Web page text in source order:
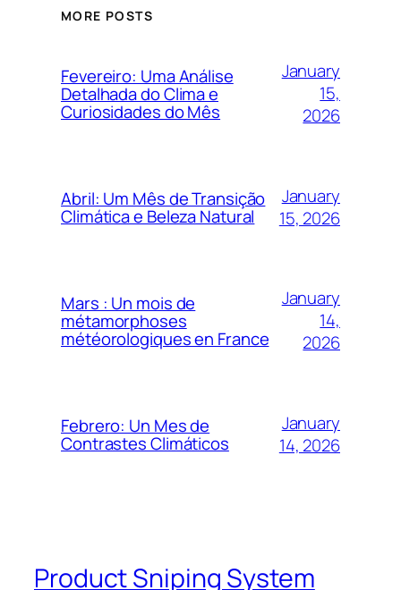
MORE POSTS
Fevereiro: Uma Análise
Detalhada do Clima e
Curiosidades do Mês
January
15,
2026
Abril: Um Mês de Transição
Climática e Beleza Natural
January
15, 2026
Mars : Un mois de
métamorphoses
météorologiques en France
January
14,
2026
Febrero: Un Mes de
Contrastes Climáticos
January
14, 2026
Product Sniping System